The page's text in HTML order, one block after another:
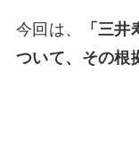
今回は、
「三
ついて、その根